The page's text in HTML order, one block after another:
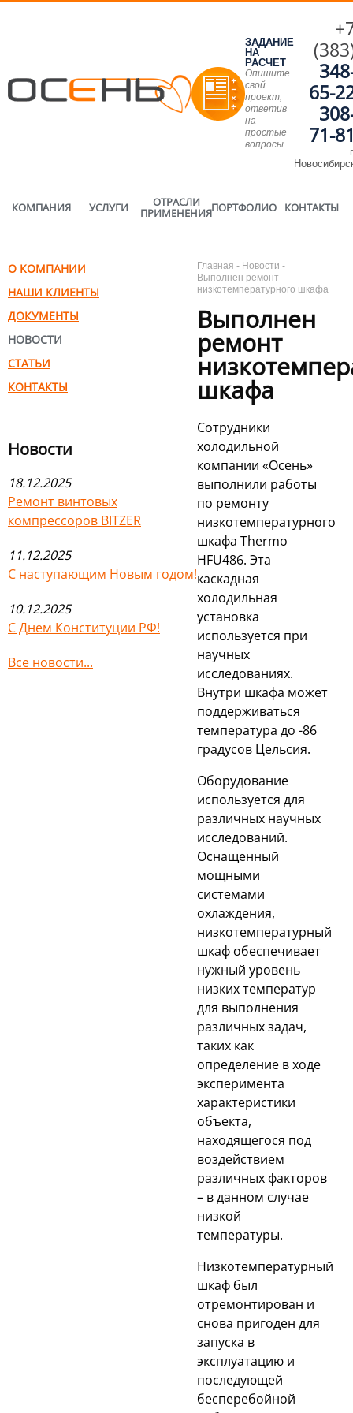
ЗАДАНИЕ
НА
РАСЧЕТ
Опишите
свой
проект,
ответив
на
простые
вопросы
65-
71-
КОМПАНИЯ УСЛУГИ ОТРАСЛИ
ПРИМЕНЕНИЯПОРТФОЛИО КОНТАКТЫ
О КОМПАНИИ
НАШИ КЛИЕНТЫ
ДОКУМЕНТЫ
НОВОСТИ
СТАТЬИ
КОНТАКТЫ
Новости
18.12.2025
Ремонт винтовых
компрессоров BITZER
11.12.2025
С наступающим Новым годом!
10.12.2025
С Днем Конституции РФ!
Все новости...
Главная - Новости -
Выполнен ремонт
низкотемпературного шкафа
Выполнен
ремонт
шкафа
Сотрудники
холодильной
компании «Осень»
выполнили работы
по ремонту
низкотемпературного
шкафа Thermo
HFU486. Эта
каскадная
холодильная
установка
используется при
научных
исследованиях.
Внутри шкафа может
поддерживаться
температура до -86
градусов Цельсия.
Оборудование
используется для
различных научных
исследований.
Оснащенный
мощными
системами
охлаждения,
низкотемпературный
шкаф обеспечивает
нужный уровень
низких температур
для выполнения
различных задач,
таких как
определение в ходе
эксперимента
характеристики
объекта,
находящегося под
воздействием
различных факторов
– в данном случае
низкой
температуры.
Низкотемпературный
шкаф был
отремонтирован и
снова пригоден для
запуска в
эксплуатацию и
последующей
бесперебойной